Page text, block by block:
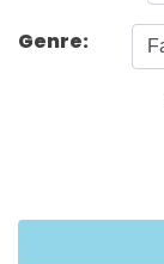
Genre: